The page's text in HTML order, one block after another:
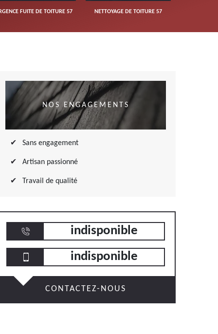
FUITE DE TOITURE 57 NETTOYAGE DE TOITURE 57
NOS ENGAGEMENTS
Sans engagement
Artisan passionné
Travail de qualité
indisponible
indisponible
CONTACTEZ-NOUS